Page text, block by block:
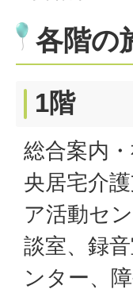
各階の
1階
総合案内
央居宅介
ア活動セ
談室、録
ンター、